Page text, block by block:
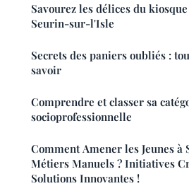
Savourez les délices du
Seurin-sur-l'Isle
Secrets des paniers oubliés :
savoir
Comprendre et classer sa
socioprofessionnelle
Comment Amener les Jeunes à
Métiers Manuels ? Initiatives
Solutions Innovantes !